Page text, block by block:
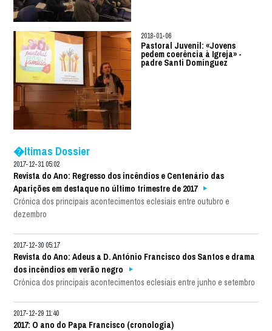
2018-01-06
Pastoral Juvenil: «Jovens
pedem coerência à Igreja» -
padre Santi Dominguez
�ltimas Dossier
2017-12-31 05:02
Revista do Ano: Regresso dos incêndios e Centenário das
Aparições em destaque no último trimestre de 2017
Crónica dos principais acontecimentos eclesiais entre outubro e
dezembro
2017-12-30 05:17
Revista do Ano: Adeus a D. António Francisco dos Santos e drama
dos incêndios em verão negro
Crónica dos principais acontecimentos eclesiais entre junho e setembro
2017-12-29 11:40
2017: O ano do Papa Francisco (cronologia)